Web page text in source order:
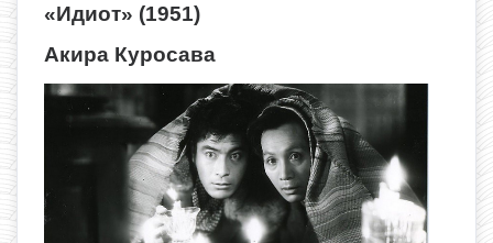
«Идиот» (1951)
Акира Куросава